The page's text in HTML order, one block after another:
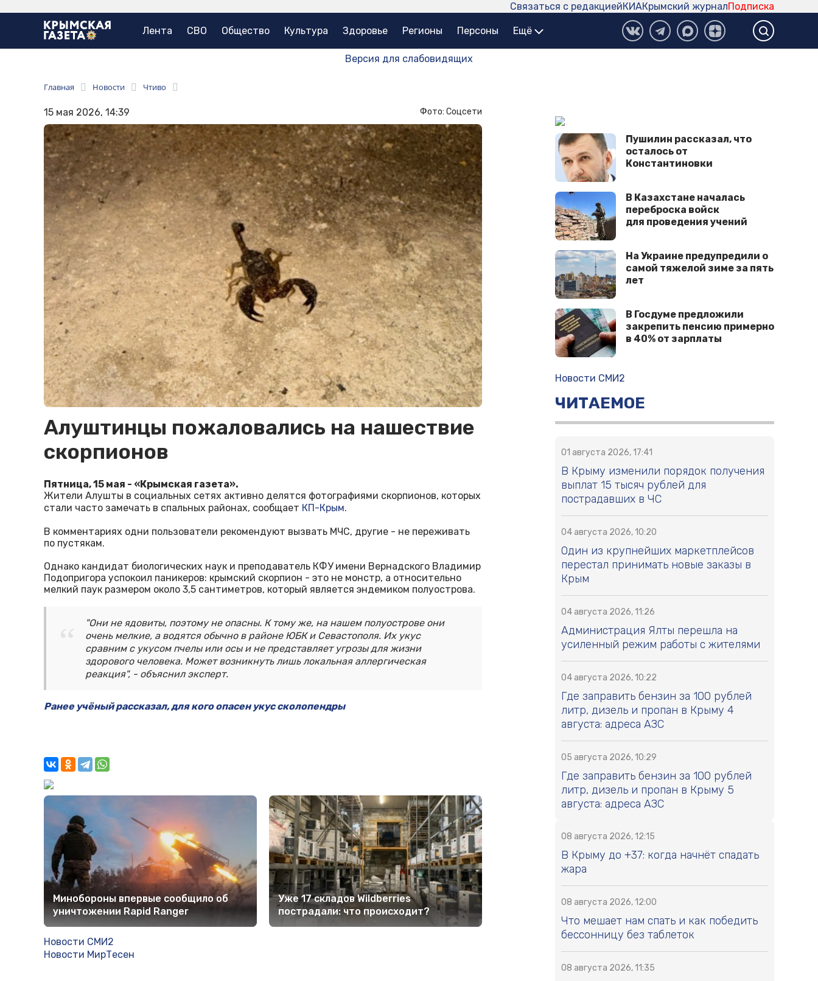
Подписка
Крымский журнал
КИА
Связаться с редакцией
Лента СВО Общество Культура Здоровье Регионы Персоны Ещё
Версия для слабовидящих
Главная Новости Чтиво
15 мая 2026, 14:39 Фото: Соцсети
Алуштинцы пожаловались на нашествие
скорпионов
Пятница, 15 мая - «Крымская газета».
Жители Алушты в социальных сетях активно делятся фотографиями скорпионов, которых
стали часто замечать в спальных районах, сообщает КП-Крым.
В комментариях одни пользователи рекомендуют вызвать МЧС, другие - не переживать
по пустякам.
Однако кандидат биологических наук и преподаватель КФУ имени Вернадского Владимир
Подопригора успокоил паникеров: крымский скорпион - это не монстр, а относительно
мелкий паук размером около 3,5 сантиметров, который является эндемиком полуострова.
"Они не ядовиты, поэтому не опасны. К тому же, на нашем полуострове они
очень мелкие, а водятся обычно в районе ЮБК и Севастополя. Их укус
сравним с укусом пчелы или осы и не представляет угрозы для жизни
здорового человека. Может возникнуть лишь локальная аллергическая
реакция", - объяснил эксперт.
Ранее учёный рассказал, для кого опасен укус сколопендры
Минобороны впервые сообщило об
уничтожении Rapid Ranger
Уже 17 складов Wildberries
пострадали: что происходит?
Новости СМИ2
Новости МирТесен
Пушилин рассказал, что
осталось от
Константиновки
В Казахстане началась
переброска войск
для проведения учений
На Украине предупредили о
самой тяжелой зиме за пять
лет
В Госдуме предложили
закрепить пенсию примерно
в 40% от зарплаты
Новости СМИ2
ЧИТАЕМОЕ
01 августа 2026, 17:41
В Крыму изменили порядок получения
выплат 15 тысяч рублей для
пострадавших в ЧС
04 августа 2026, 10:20
Один из крупнейших маркетплейсов
перестал принимать новые заказы в
Крым
04 августа 2026, 11:26
Администрация Ялты перешла на
усиленный режим работы с жителями
04 августа 2026, 10:22
Где заправить бензин за 100 рублей
литр, дизель и пропан в Крыму 4
августа: адреса АЗС
05 августа 2026, 10:29
Где заправить бензин за 100 рублей
литр, дизель и пропан в Крыму 5
августа: адреса АЗС
08 августа 2026, 12:15
В Крыму до +37: когда начнёт спадать
жара
08 августа 2026, 12:00
Что мешает нам спать и как победить
бессонницу без таблеток
08 августа 2026, 11:35